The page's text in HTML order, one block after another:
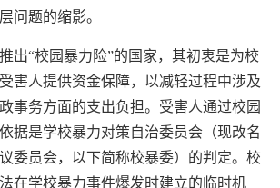
问题的缩影。
出“校园暴力险”的国家，其初衷是为校
害人提供资金保障，以减轻过程中涉及
事务方面的支出负担。受害人通过校园
据是学校暴力对策自治委员会（现改名
委员会，以下简称校暴委）的判定。校
在学校暴力事件爆发时建立的临时机